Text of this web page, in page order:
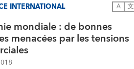
INTERNATIONAL A 文
mondiale : de bonnes
menacées par les tensions